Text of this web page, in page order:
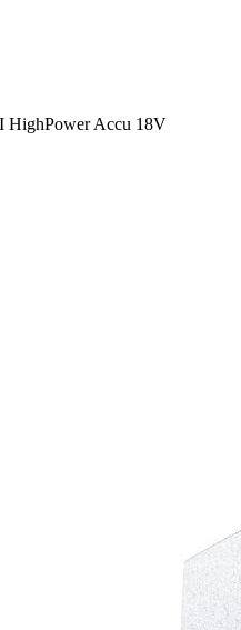
HighPower Accu 18V